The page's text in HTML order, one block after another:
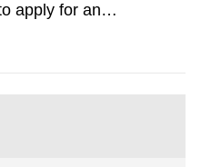
apply for an
(Integrated
made a formal request
Sweden. The time...